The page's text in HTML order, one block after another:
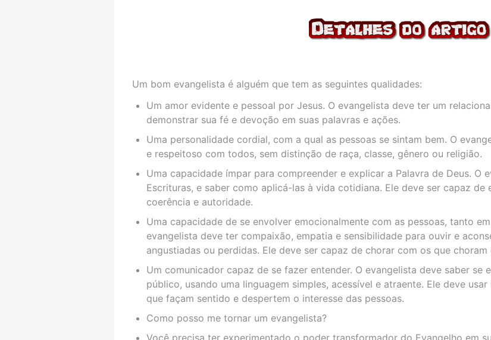
Um bom evangelista é alguém que tem as seguintes qualidades:
Um amor evidente e pessoal por Jesus. O evangelista deve ter um
demonstrar sua fé e devoção em suas palavras e ações.
Uma personalidade cordial, com a qual as pessoas se sintam bem. O
e respeitoso com todos, sem distinção de raça, classe, gênero ou religião.
Uma capacidade ímpar para compreender e explicar a Palavra de Deus. O
Escrituras, e saber como aplicá-las à vida cotidiana. Ele deve ser capaz de
coerência e autoridade.
Uma capacidade de se envolver emocionalmente com as pessoas, tanto
evangelista deve ter compaixão, empatia e sensibilidade para ouvir e
angustiadas ou perdidas. Ele deve ser capaz de chorar com os que
Um comunicador capaz de se fazer entender. O evangelista deve saber se
público, usando uma linguagem simples, acessível e atraente. Ele deve
que façam sentido e despertem o interesse das pessoas.
Como posso me tornar um evangelista?
Você precisa ter experimentado o poder transformador do Evangelho em